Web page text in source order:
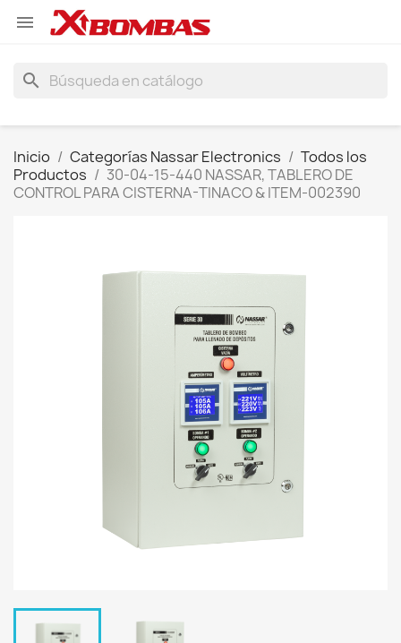

search
Inicio Categorías Nassar Electronics
Todos los
Productos
30-04-15-440 NASSAR, TABLERO DE
CONTROL PARA CISTERNA-TINACO & ITEM-002390